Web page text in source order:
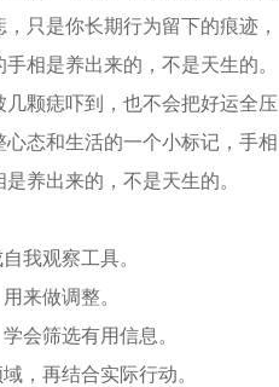
只是你长期行为留下的痕迹，
相是养出来的，不是天生的。
颗痣吓到，也不会把好运全压
态和生活的一个小标记，手相
养出来的，不是天生的。
我观察工具。
来做调整。
会筛选有用信息。
，再结合实际行动。